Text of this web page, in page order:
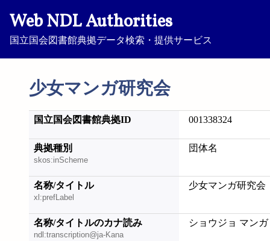
Web NDL Authorities
国立国会図書館典拠データ検索・提供サービス
少女マンガ研究会
国立国会図書館典拠ID 001338324
典拠種別
skos:inScheme
団体名
名称/タイトル
xl:prefLabel
少女マンガ研究会
名称/タイトルのカナ読み
ndl:transcription@ja-Kana
ショウジョ マン